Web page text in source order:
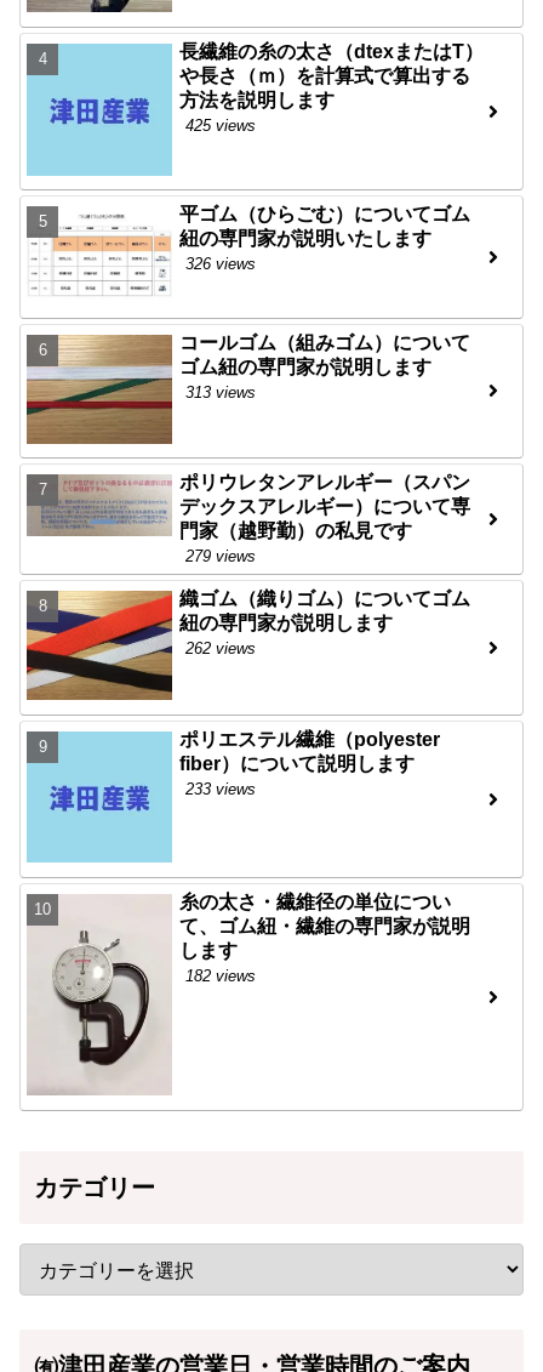
長繊維の糸の太さ（dtexまたはT）
や長さ（ｍ）を計算式で算出する
方法を説明します
425 views
平ゴム（ひらごむ）についてゴム
紐の専門家が説明いたします
326 views
コールゴム（組みゴム）について
ゴム紐の専門家が説明します
313 views
ポリウレタンアレルギー（スパン
デックスアレルギー）について専
門家（越野勤）の私見です
279 views
織ゴム（織りゴム）についてゴム
紐の専門家が説明します
262 views
ポリエステル繊維（polyester
fiber）について説明します
233 views
糸の太さ・繊維径の単位につい
て、ゴム紐・繊維の専門家が説明
します
182 views
カテゴリー
㈲津田産業の営業日・営業時間のご案内